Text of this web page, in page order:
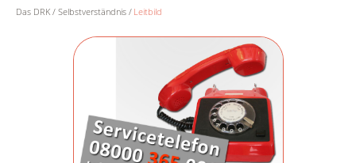
Das DRK Selbstverständnis Leitbild